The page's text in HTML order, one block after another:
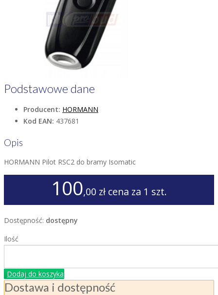
Podstawowe dane
Producent: HORMANN
Kod EAN: 437681
Opis
HORMANN Pilot RSC2 do bramy Isomatic
100,00 zł cena za 1 szt.
Dostępność: dostępny
Ilość
Dodaj do koszyka
Dostawa i dostępność